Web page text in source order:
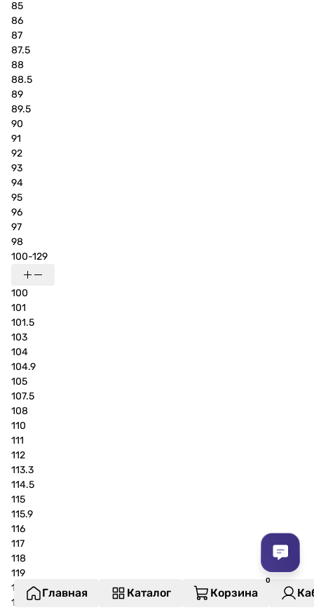
85
86
87
87.5
88
88.5
89
89.5
90
91
92
93
94
95
96
97
98
100-129
100
101
101.5
103
104
104.9
105
107.5
108
110
111
112
113.3
114.5
115
115.9
116
117
118
119
119.5
120
Главная Каталог Корзина